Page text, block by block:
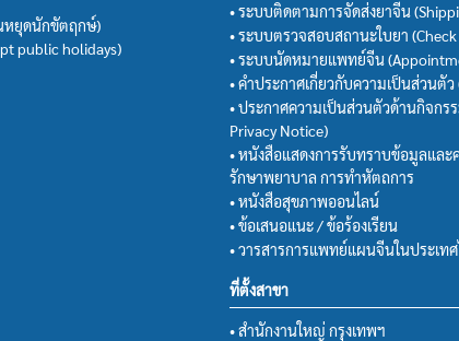
หยุดนักขัตฤกษ์)
public holidays)
• ระบบติดตามการจัดส่งยาจีน
• ระบบตรวจสอบสถานะใบยา
• ระบบนัดหมายแพทย์จีน
• คำประกาศเกี่ยวกับความเป็นส่วนตัว
• ประกาศความเป็นส่วนตัวด้านกิจกร
Privacy Notice)
• หนังสือแสดงการรับทราบข้อมูลแล
รักษาพยาบาล การทำหัตถการ
• หนังสือสุขภาพออนไลน์
• ข้อเสนอแนะ / ข้อร้องเรียน
• วารสารการแพทย์แผนจีนในประเท
ที่ตั้งสาขา
• สำนักงานใหญ่ กรุงเทพฯ